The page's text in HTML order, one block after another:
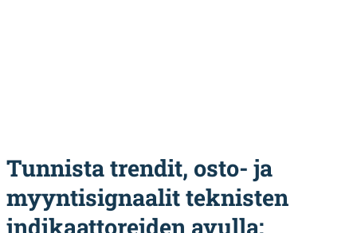
Tunnista trendit, osto- ja
myyntisignaalit teknisten
indikaattoreiden avulla: